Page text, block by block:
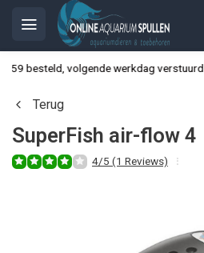
besteld, volgende werkdag verstuurd
Terug
SuperFish air-flow 4
4/5 (1 Reviews)